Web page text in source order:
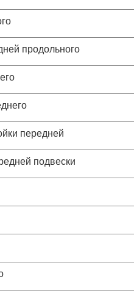
продольного
передней
подвески